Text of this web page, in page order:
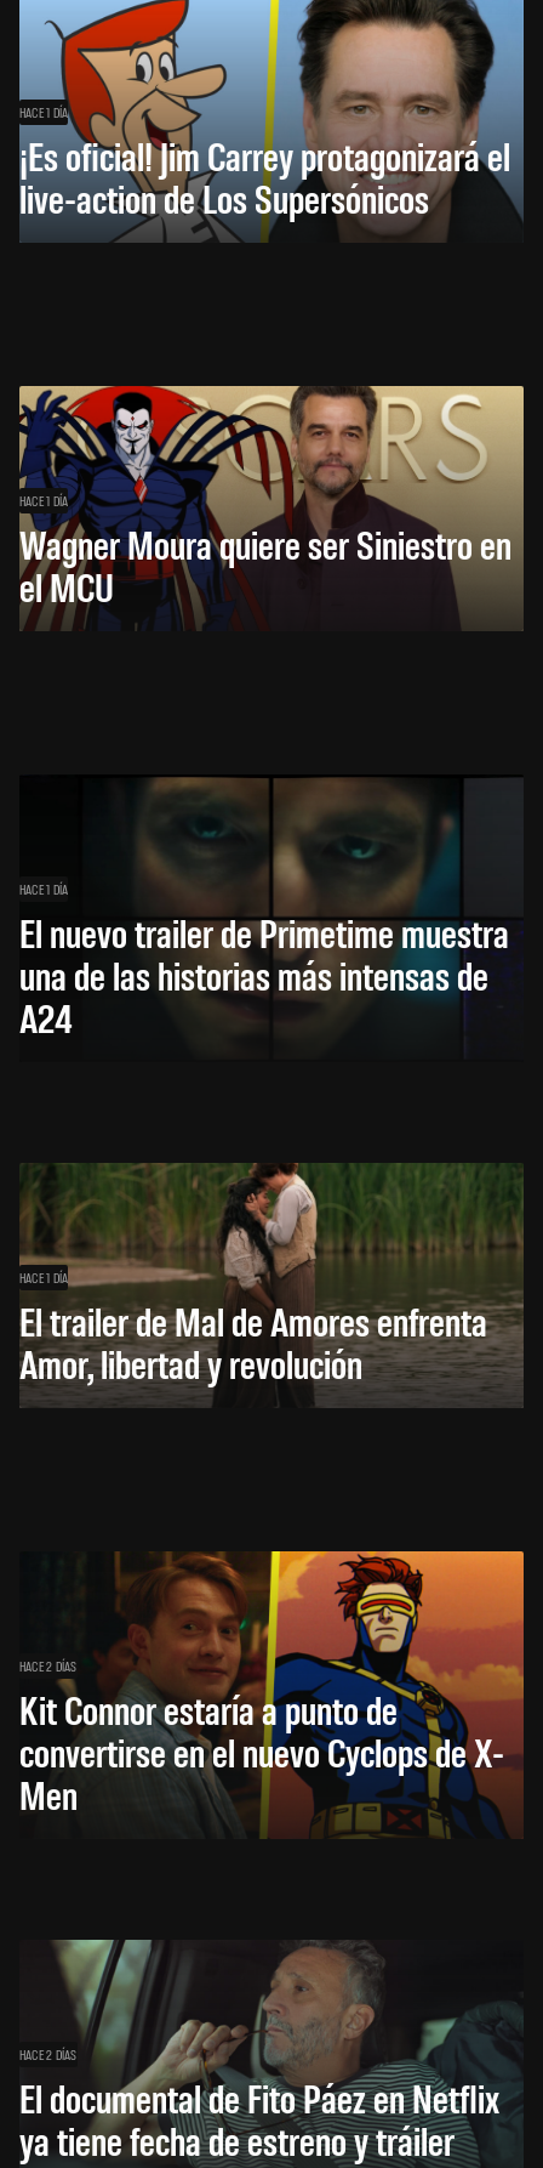
HACE 1 DÍA
¡Es oficial! Jim Carrey protagonizará el
live-action de Los Supersónicos
HACE 1 DÍA
Wagner Moura quiere ser Siniestro en
el MCU
HACE 1 DÍA
El nuevo trailer de Primetime muestra
una de las historias más intensas de
A24
HACE 1 DÍA
El trailer de Mal de Amores enfrenta
Amor, libertad y revolución
HACE 2 DÍAS
Kit Connor estaría a punto de
convertirse en el nuevo Cyclops de X-
Men
HACE 2 DÍAS
El documental de Fito Páez en Netflix
ya tiene fecha de estreno y tráiler